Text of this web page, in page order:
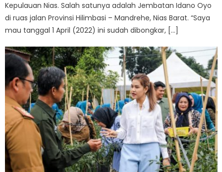
Kepulauan Nias. Salah satunya adalah Jembatan Idano Oyo
di ruas jalan Provinsi Hilimbasi – Mandrehe, Nias Barat. “Saya
mau tanggal 1 April (2022) ini sudah dibongkar, […]